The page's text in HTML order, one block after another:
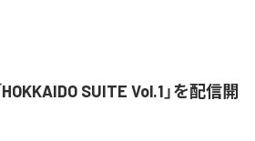
SUITE Vol.1」を配信開